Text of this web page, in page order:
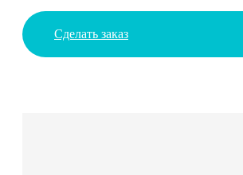
Сделать заказ